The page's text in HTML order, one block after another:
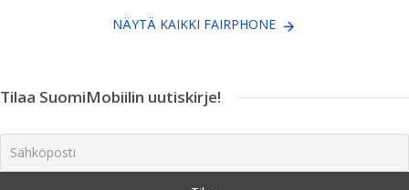
NÄYTÄ KAIKKI FAIRPHONE
Tilaa SuomiMobiilin uutiskirje!